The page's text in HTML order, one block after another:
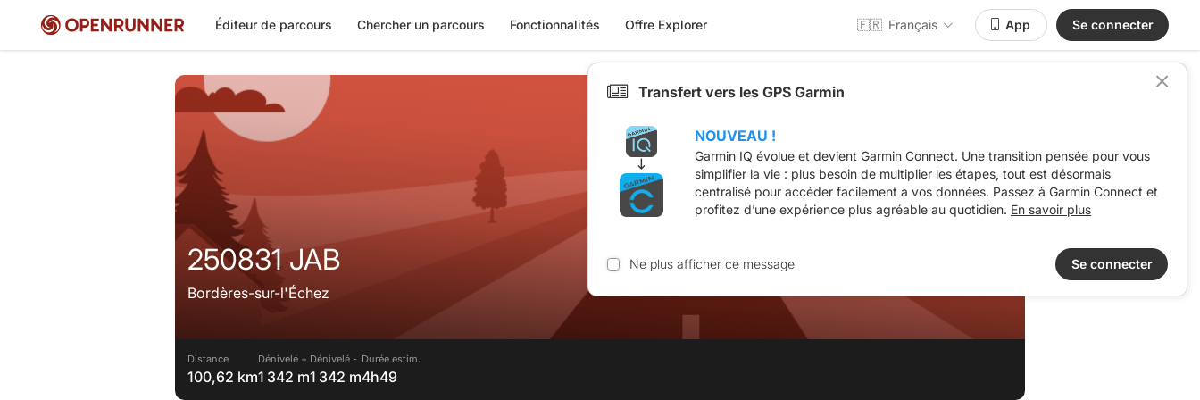
Éditeur de parcours Chercher un parcours Fonctionnalités Offre Explorer 🇫🇷 Français App Se connecter
250831 JAB
Bordères-sur-l'Échez
Distance
100,62 km
Dénivelé +
1 342 m
Dénivelé -
1 342 m
Durée estim.
4h49
Transfert vers les GPS Garmin
NOUVEAU !
Garmin IQ évolue et devient Garmin Connect. Une transition pensée pour vous
simplifier la vie : plus besoin de multiplier les étapes, tout est désormais
centralisé pour accéder facilement à vos données. Passez à Garmin Connect et
profitez d’une expérience plus agréable au quotidien. En savoir plus
Ne plus afficher ce message Se connecter